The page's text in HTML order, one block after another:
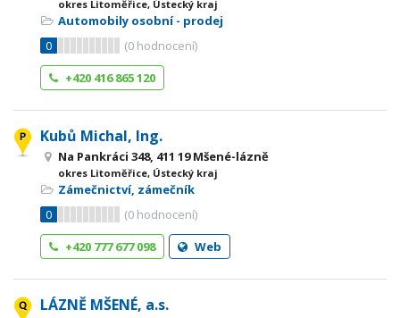
okres Litoměřice, Ústecký kraj
Automobily osobní - prodej
0
(0 hodnocení)
+420 416 865 120
Kubů Michal, Ing.
Na Pankráci 348, 411 19 Mšené-lázně
okres Litoměřice, Ústecký kraj
Zámečnictví, zámečník
0
(0 hodnocení)
+420 777 677 098
Web
LÁZNĚ MŠENÉ, a.s.